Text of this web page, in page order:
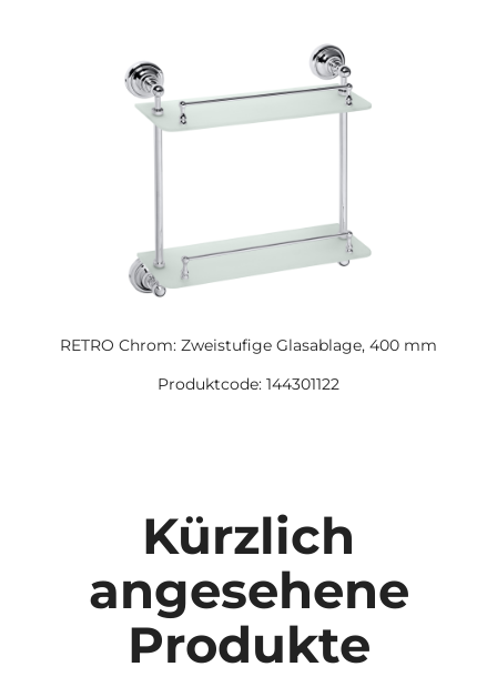
RETRO Chrom: Zweistufige Glasablage, 400 mm
Produktcode: 144301122
Kürzlich
angesehene
Produkte